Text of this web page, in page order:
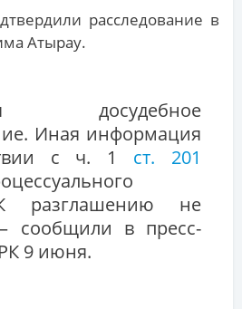
расследование в
Атырау.
досудебное
Иная информация
с ч. 1 ст. 201
разглашению не
сообщили в пресс-
9 июня.